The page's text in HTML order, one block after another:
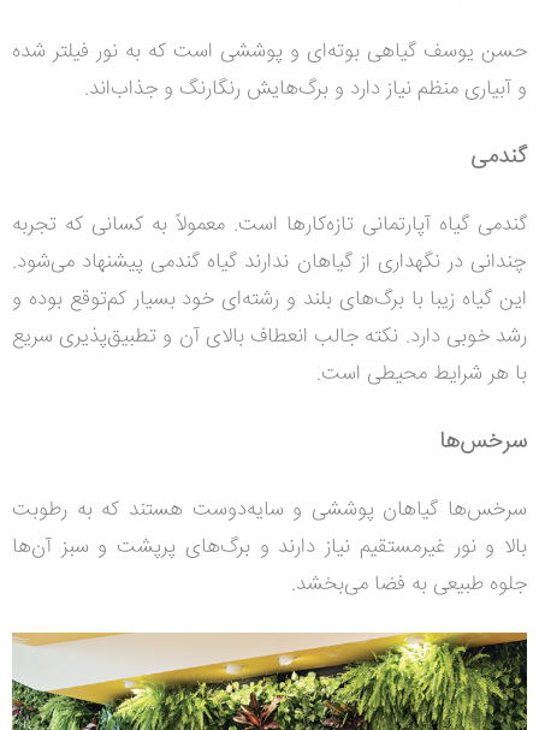
حسن یوسف گیاهی بوته‌ای و پوششی است که به نور فیلتر شده
و آبیاری منظم نیاز دارد و برگ‌هایش رنگارنگ و جذاب‌اند.
گندمی
گندمی گیاه آپارتمانی تازه‌کارها است. معمولاً به کسانی که تجربه
چندانی در نگهداری از گیاهان ندارند گیاه گندمی پیشنهاد می‌شود.
این گیاه زیبا با برگ‌های بلند و رشته‌ای خود بسیار کم‌توقع بوده و
رشد خوبی دارد. نکته جالب انعطاف بالای آن و تطبیق‌پذیری سریع
با هر شرایط محیطی است.
سرخس‌ها
سرخس‌ها گیاهان پوششی و سایه‌دوست هستند که به رطوبت
بالا و نور غیرمستقیم نیاز دارند و برگ‌های پرپشت و سبز آن‌ها
جلوه طبیعی به فضا می‌بخشد.